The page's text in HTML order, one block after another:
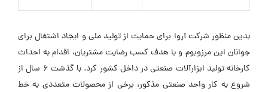
بدین منظور شرکت آروا برای حمایت از تولید ملی و ایجاد اشتغال برای
جوانان این مرزوبوم و با هدف کسب رضایت مشتریان، اقدام به احداث
کارخانه تولید ابزارآلات صنعتی در داخل کشور کرد. با گذشت 6 سال از
شروع به کار واحد صنعتی مذکور، برخی از محصولات متعددی به خط